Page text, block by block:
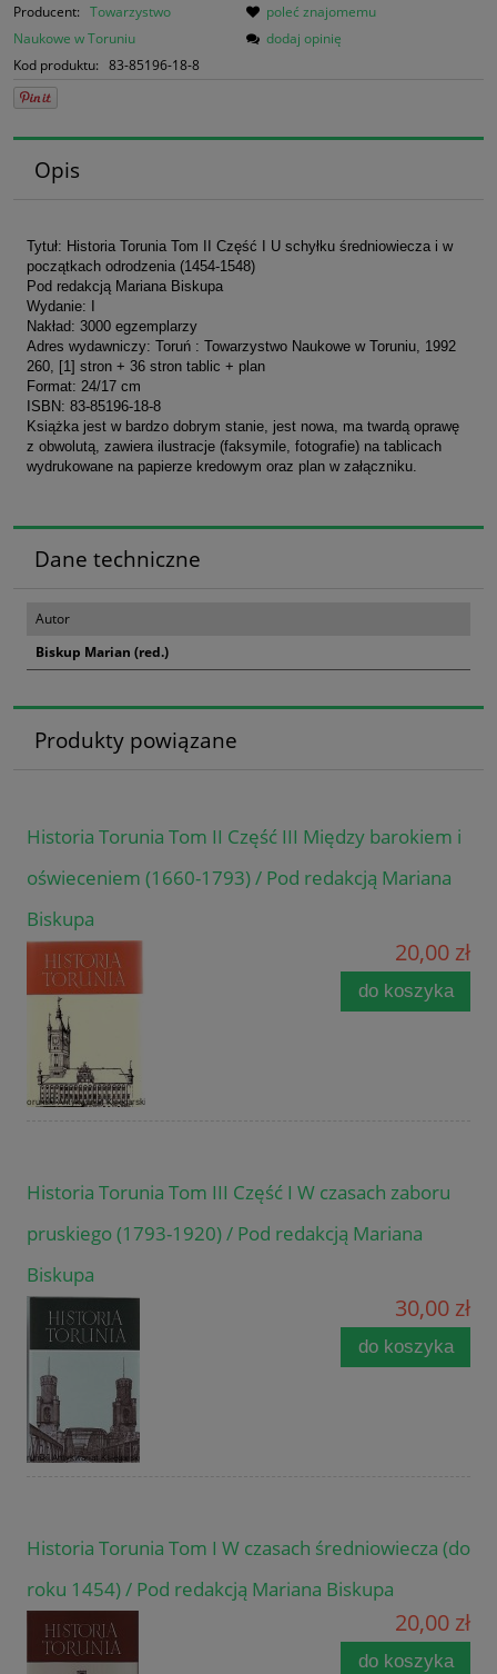
Producent: Towarzystwo
Naukowe w Toruniu
Kod produktu: 83-85196-18-8
poleć znajomemu
dodaj opinię
Opis
Tytuł: Historia Torunia Tom II Część I U schyłku średniowiecza i w
początkach odrodzenia (1454-1548)
Pod redakcją Mariana Biskupa
Wydanie: I
Nakład: 3000 egzemplarzy
Adres wydawniczy: Toruń : Towarzystwo Naukowe w Toruniu, 1992
260, [1] stron + 36 stron tablic + plan
Format: 24/17 cm
ISBN: 83-85196-18-8
Książka jest w bardzo dobrym stanie, jest nowa, ma twardą oprawę
z obwolutą, zawiera ilustracje (faksymile, fotografie) na tablicach
wydrukowane na papierze kredowym oraz plan w załączniku.
Dane techniczne
Autor
Biskup Marian (red.)
Produkty powiązane
Historia Torunia Tom II Część III Między barokiem i
oświeceniem (1660-1793) / Pod redakcją Mariana
Biskupa
20,00 zł
do koszyka
Historia Torunia Tom III Część I W czasach zaboru
pruskiego (1793-1920) / Pod redakcją Mariana
Biskupa
30,00 zł
do koszyka
Historia Torunia Tom I W czasach średniowiecza (do
roku 1454) / Pod redakcją Mariana Biskupa
20,00 zł
do koszyka